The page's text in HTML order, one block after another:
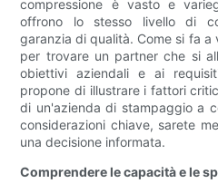
compressione è vasto e
offrono lo stesso livello di
garanzia di qualità. Come si fa a
per trovare un partner che si
obiettivi aziendali e ai
propone di illustrare i fattori
di un'azienda di stampaggio a
considerazioni chiave, sarete
una decisione informata.
Comprendere le capacità e le